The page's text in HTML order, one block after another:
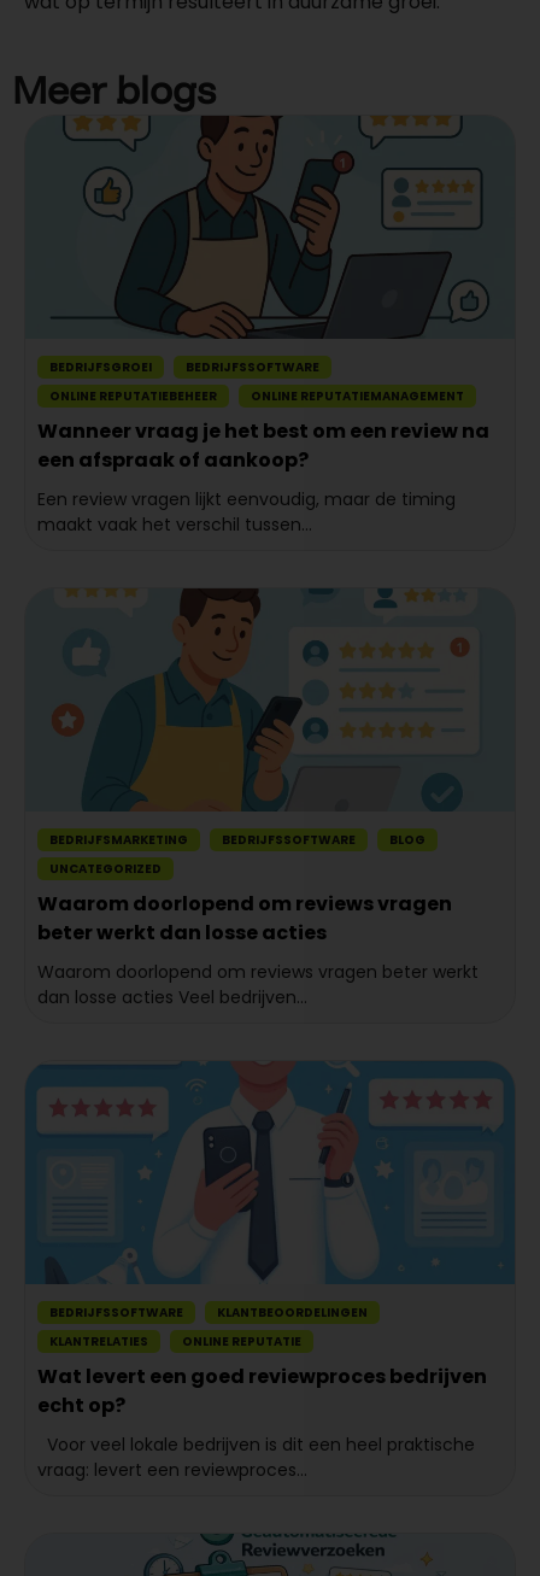
Meer blogs
BEDRIJFSGROEI
BEDRIJFSSOFTWARE
ONLINE REPUTATIEBEHEER
ONLINE REPUTATIEMANAGEMENT
Wanneer vraag je het best om een review na
een afspraak of aankoop?
Een review vragen lijkt eenvoudig, maar de timing
maakt vaak het verschil tussen...
BEDRIJFSMARKETING BEDRIJFSSOFTWARE
BLOG
UNCATEGORIZED
Waarom doorlopend om reviews vragen
beter werkt dan losse acties
Waarom doorlopend om reviews vragen beter werkt
dan losse acties Veel bedrijven...
BEDRIJFSSOFTWARE
KLANTBEOORDELINGEN
KLANTRELATIES
ONLINE REPUTATIE
Wat levert een goed reviewproces bedrijven
echt op?
Voor veel lokale bedrijven is dit een heel praktische
vraag: levert een reviewproces...